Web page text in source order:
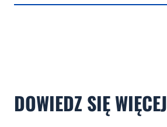
DOWIEDZ SIĘ WIĘCEJ